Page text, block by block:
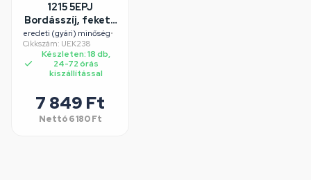
1215 5EPJ
Bordásszíj, fekete
(eredeti) CANDY
mosógép
eredeti (gyári) minőség•
Cikkszám: UEK238
Készleten: 18 db,
24-72 órás
kiszállítással
7 849 Ft
Nettó 6 180 Ft